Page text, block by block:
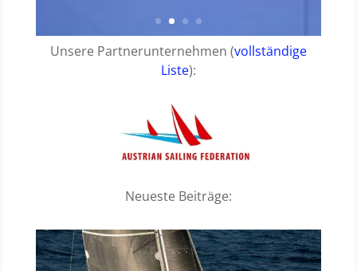
Unsere Partnerunternehmen (vollständige
Liste):
Neueste Beiträge: